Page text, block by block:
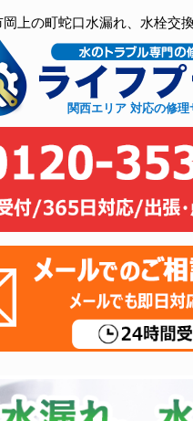
上の町蛇口水漏れ、水栓交
関西エリア 対応の修理